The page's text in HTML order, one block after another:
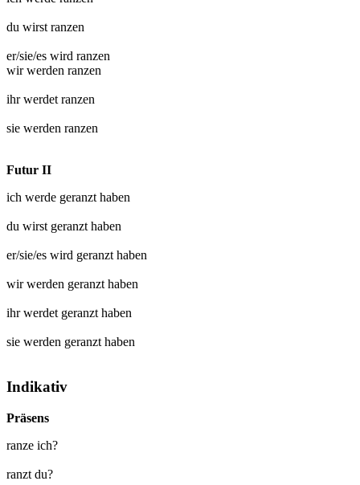
du wirst ranzen
er/sie/es wird ranzen
wir werden ranzen
ihr werdet ranzen
sie werden ranzen
Futur II
ich werde geranzt haben
du wirst geranzt haben
er/sie/es wird geranzt haben
wir werden geranzt haben
ihr werdet geranzt haben
sie werden geranzt haben
Indikativ
Präsens
ranze ich?
ranzt du?